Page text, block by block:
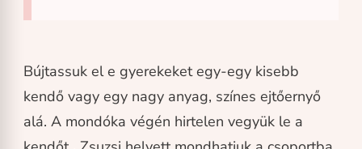
Bújtassuk el e gyerekeket egy-egy kisebb
kendő vagy egy nagy anyag, színes ejtőernyő
alá. A mondóka végén hirtelen vegyük le a